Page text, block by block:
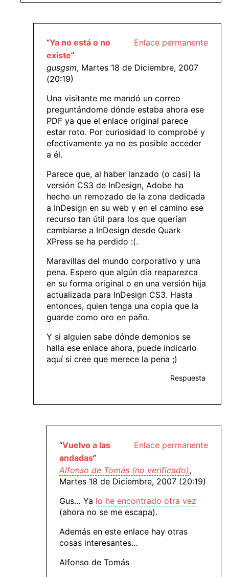
Enlace permanente
“Ya no está o no
existe”
gusgsm, Martes 18 de Diciembre, 2007
(20:19)
Una visitante me mandó un correo
preguntándome dónde estaba ahora ese
PDF ya que el enlace original parece
estar roto. Por curiosidad lo comprobé y
efectivamente ya no es posible acceder
a él.
Parece que, al haber lanzado (o casi) la
versión CS3 de InDesign, Adobe ha
hecho un remozado de la zona dedicada
a InDesign en su web y en el camino ese
recurso tan útil para los que querían
cambiarse a InDesign desde Quark
XPress se ha perdido :(.
Maravillas del mundo corporativo y una
pena. Espero que algún día reaparezca
en su forma original o en una versión hija
actualizada para InDesign CS3. Hasta
entonces, quien tenga una copia que la
guarde como oro en paño.
Y si alguien sabe dónde demonios se
halla ese enlace ahora, puede indicarlo
aquí si cree que merece la pena ;)
Respuesta
Enlace permanente
“Vuelvo a las
andadas”
Alfonso de Tomás (no verificado),
Martes 18 de Diciembre, 2007 (20:19)
Gus… Ya lo he encontrado otra vez
(ahora no se me escapa).
Además en este enlace hay otras
cosas interesantes…
Alfonso de Tomás